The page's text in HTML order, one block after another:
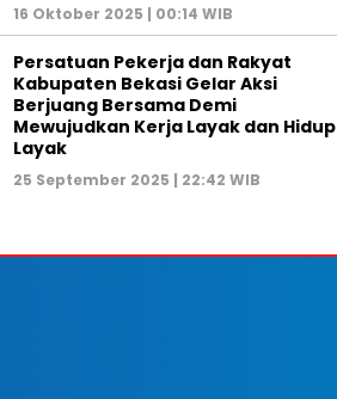
16 Oktober 2025 | 00:14 WIB
Persatuan Pekerja dan Rakyat
Kabupaten Bekasi Gelar Aksi
Berjuang Bersama Demi
Mewujudkan Kerja Layak dan Hidup
Layak
25 September 2025 | 22:42 WIB